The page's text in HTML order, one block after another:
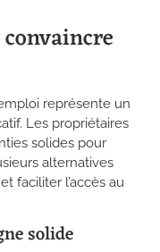
représente un
Les propriétaires
solides pour
alternatives
faciliter l’accès au
solide